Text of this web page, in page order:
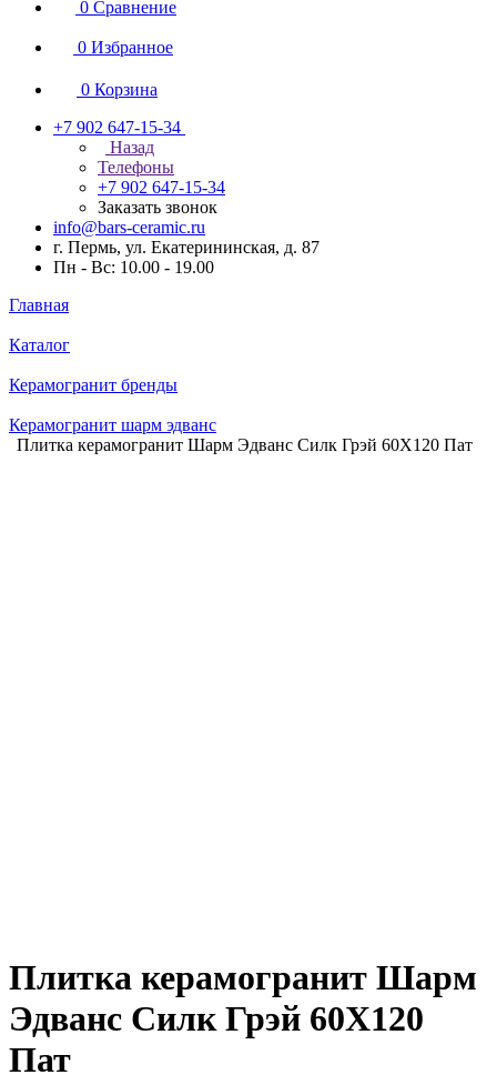
0 Сравнение
0 Избранное
0 Корзина
+7 902 647-15-34
Назад
Телефоны
+7 902 647-15-34
Заказать звонок
info@bars-ceramic.ru
г. Пермь, ул. Екатерининская, д. 87
Пн - Вс: 10.00 - 19.00
Главная
Каталог
Керамогранит бренды
Керамогранит шарм эдванс
Плитка керамогранит Шарм Эдванс Силк Грэй 60X120 Пат
Плитка керамогранит Шарм
Эдванс Силк Грэй 60X120
Пат